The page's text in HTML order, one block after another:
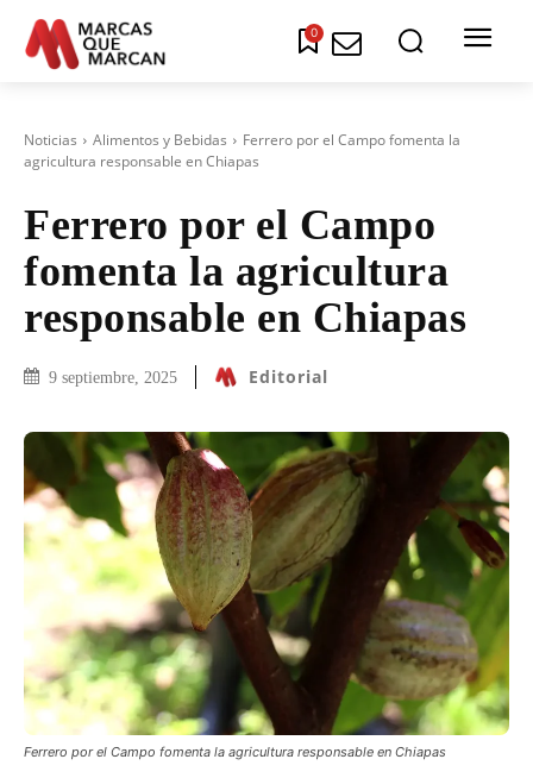
0
Noticias Alimentos y Bebidas
Ferrero por el Campo fomenta la
agricultura responsable en Chiapas
Ferrero por el Campo
fomenta la agricultura
responsable en Chiapas
9 septiembre, 2025 Editorial
Ferrero por el Campo fomenta la agricultura responsable en Chiapas